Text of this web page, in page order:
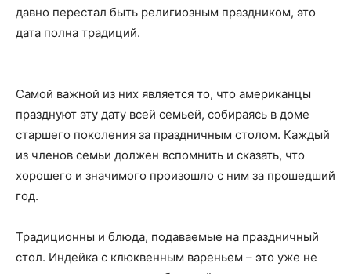
давно перестал быть религиозным праздником, это
дата полна традиций.
Самой важной из них является то, что американцы
празднуют эту дату всей семьей, собираясь в доме
старшего поколения за праздничным столом. Каждый
из членов семьи должен вспомнить и сказать, что
хорошего и значимого произошло с ним за прошедший
год.
Традиционны и блюда, подаваемые на праздничный
стол. Индейка с клюквенным вареньем – это уже не